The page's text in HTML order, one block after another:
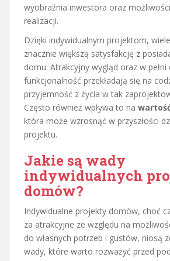
wyobraźnia inwestora oraz
realizacji.
Dzięki indywidualnym projektom,
znacznie większą satysfakcję z
domu. Atrakcyjny wygląd oraz w
funkcjonalność przekładają się na
przyjemność z życia w tak
Często również wpływa to na
która może wzrosnąć w przyszłości
projektu.
Jakie są wady
indywidualnych
domów?
Indywidualne projekty domów, choć
za atrakcyjne ze względu na
do własnych potrzeb i gustów, niosą
wady, które warto rozważyć przed